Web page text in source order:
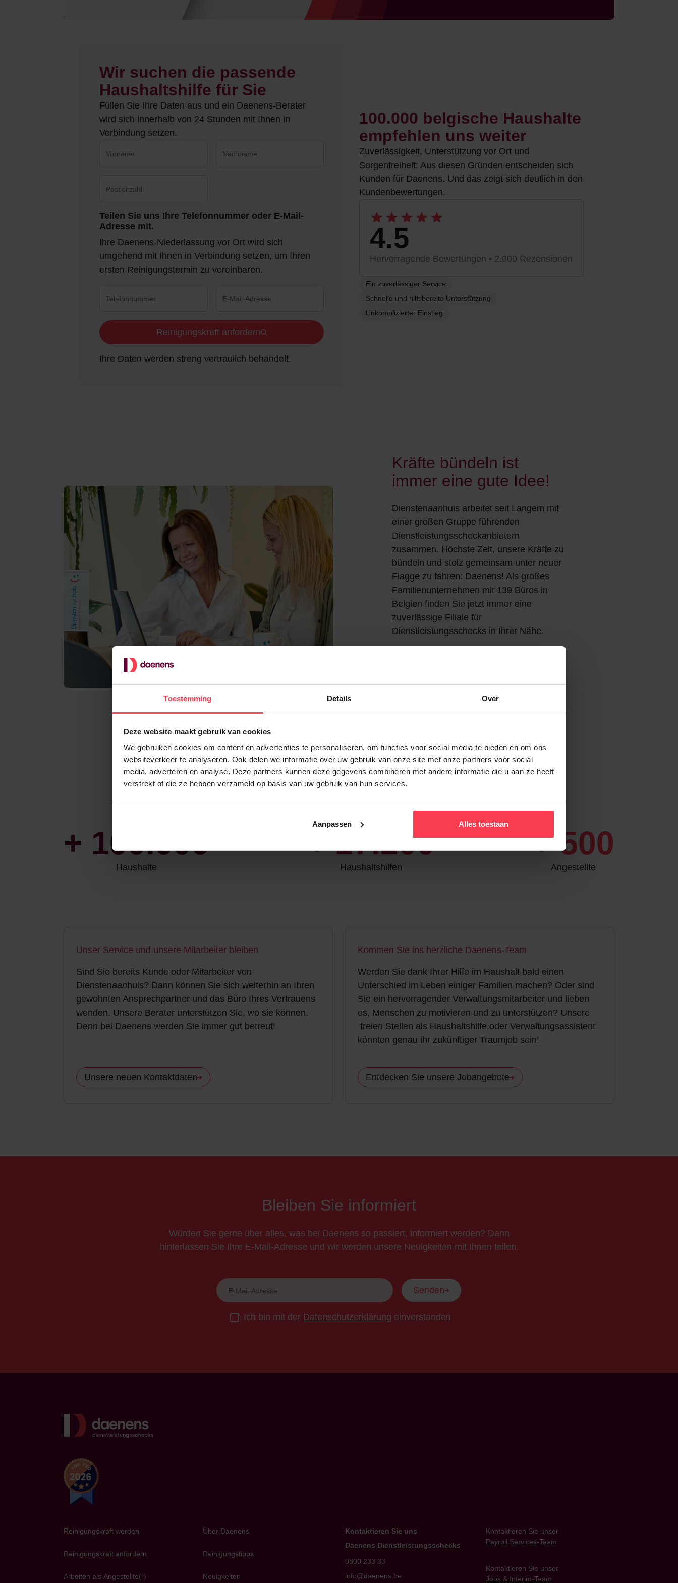
Toestemming Details Over
Deze website maakt gebruik van cookies
We gebruiken cookies om content en advertenties te personaliseren, om functies voor social media te bieden en om ons
websiteverkeer te analyseren. Ook delen we informatie over uw gebruik van onze site met onze partners voor social
media, adverteren en analyse. Deze partners kunnen deze gegevens combineren met andere informatie die u aan ze heeft
verstrekt of die ze hebben verzameld op basis van uw gebruik van hun services.
Aanpassen Alles toestaan
Wir suchen die passende
Haushaltshilfe für Sie
Füllen Sie Ihre Daten aus und ein Daenens-Berater
wird sich innerhalb von 24 Stunden mit Ihnen in
Verbindung setzen.
Teilen Sie uns Ihre Telefonnummer oder E-Mail-
Adresse mit.
Ihre Daenens-Niederlassung vor Ort wird sich
umgehend mit Ihnen in Verbindung setzen, um Ihren
ersten Reinigungstermin zu vereinbaren.
Reinigungskraft anfordern
Ihre Daten werden streng vertraulich behandelt.
100.000 belgische Haushalte
empfehlen uns weiter
Zuverlässigkeit, Unterstützung vor Ort und
Sorgenfreiheit: Aus diesen Gründen entscheiden sich
Kunden für Daenens. Und das zeigt sich deutlich in den
Kundenbewertungen.
4.5
Hervorragende Bewertungen • 2.000 Rezensionen
Ein zuverlässiger Service
Schnelle und hilfsbereite Unterstützung
Unkomplizierter Einstieg
Kräfte bündeln ist
immer eine gute Idee!
Dienstenaan huis arbeitet seit Langem mit
einer großen Gruppe führenden
Dienstleistungsscheckanbietern
zusammen. Höchste Zeit, unsere Kräfte zu
bündeln und stolz gemeinsam unter neuer
Flagge zu fahren: Daenens! Als großes
Familienunternehmen mit 139 Büros in
Belgien finden Sie jetzt immer eine
zuverlässige Filiale für
Dienstleistungsschecks in Ihrer Nähe.
Daenens in Zahlen
+ 100.000
Haushalte
+17.200
Haushaltshilfen
+500
Angestellte
Unser Service und unsere Mitarbeiter bleiben
Sind Sie bereits Kunde oder Mitarbeiter von
Dienstenaan huis? Dann können Sie sich weiterhin an Ihren
gewohnten Ansprechpartner und das Büro Ihres Vertrauens
wenden. Unsere Berater unterstützen Sie, wo sie können.
Denn bei Daenens werden Sie immer gut betreut!
Unsere neuen Kontaktdaten
Kommen Sie ins herzliche Daenens-Team
Werden Sie dank Ihrer Hilfe im Haushalt bald einen
Unterschied im Leben einiger Familien machen? Oder sind
Sie ein hervorragender Verwaltungsmitarbeiter und lieben
es, Menschen zu motivieren und zu unterstützen? Unsere
freien Stellen als Haushaltshilfe oder Verwaltungsassistent
könnten genau ihr zukünftiger Traumjob sein!
Entdecken Sie unsere Jobangebote
Bleiben Sie informiert
Würden Sie gerne über alles, was bei Daenens so passiert, informiert werden? Dann
hinterlassen Sie Ihre E-Mail-Adresse und wir werden unsere Neuigkeiten mit Ihnen teilen.
Senden
Ich bin mit der Datenschutzerklärung einverstanden
Reinigungskraft werden
Reinigungskraft anfordern
Arbeiten als Angestellte(r)
Über Daenens
Reinigungstipps
Neuigkeiten
Kontaktieren Sie uns
Daenens Dienstleistungsschecks
0800 233 33
info@daenens.be
Kontaktieren Sie unser
Payroll Services-Team
Kontaktieren Sie unser
Jobs & Interim-Team